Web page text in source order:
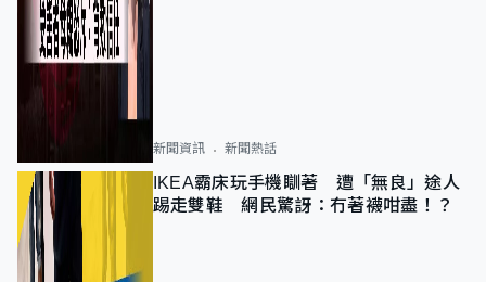
新聞資訊 新聞熱話
IKEA霸床玩手機瞓著 遭「無良」途人
踢走雙鞋 網民驚訝：冇著襪咁盡！？